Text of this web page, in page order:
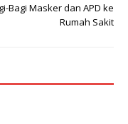
Bagi Masker dan APD ke
Rumah Sakit